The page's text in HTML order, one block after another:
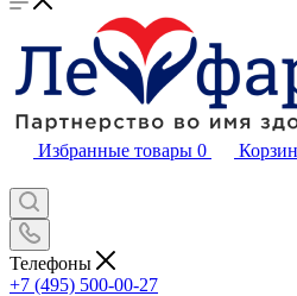
Избранные товары 0
Телефоны
+7 (495) 500-00-27